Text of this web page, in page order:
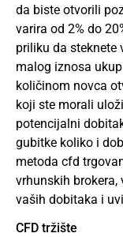
da biste otvorili
varira od 2% do
priliku da steknete
malog iznosa
količinom novca
koji ste morali
potencijalni
gubitke koliko i
metoda cfd
vrhunskih
vaših dobitaka i
CFD tržište